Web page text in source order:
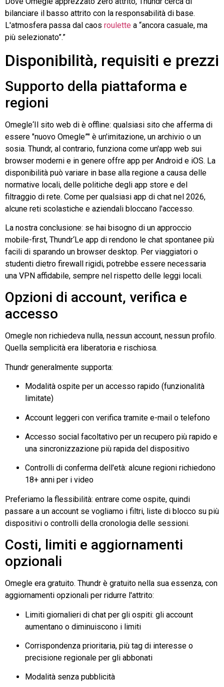
bilanciare il basso attrito con la responsabilità di base.
L'atmosfera passa dal caos roulette a “ancora casuale, ma
più selezionato”.”
Disponibilità, requisiti e prezzi
Supporto della piattaforma e
regioni
Omegle‘Il sito web di è offline: qualsiasi sito che afferma di
essere "nuovo Omegle”" è un'imitazione, un archivio o un
sosia. Thundr, al contrario, funziona come un'app web sui
browser moderni e in genere offre app per Android e iOS. La
disponibilità può variare in base alla regione a causa delle
normative locali, delle politiche degli app store e del
filtraggio di rete. Come per qualsiasi app di chat nel 2026,
alcune reti scolastiche e aziendali bloccano l'accesso.
La nostra conclusione: se hai bisogno di un approccio
mobile-first, Thundr‘Le app di rendono le chat spontanee più
facili di sparando un browser desktop. Per viaggiatori o
studenti dietro firewall rigidi, potrebbe essere necessaria
una VPN affidabile, sempre nel rispetto delle leggi locali.
Opzioni di account, verifica e
accesso
Omegle non richiedeva nulla, nessun account, nessun profilo.
Quella semplicità era liberatoria e rischiosa.
Thundr generalmente supporta:
Modalità ospite per un accesso rapido (funzionalità
limitate)
Account leggeri con verifica tramite e-mail o telefono
Accesso social facoltativo per un recupero più rapido e
una sincronizzazione più rapida del dispositivo
Controlli di conferma dell'età: alcune regioni richiedono
18+ anni per i video
Preferiamo la flessibilità: entrare come ospite, quindi
passare a un account se vogliamo i filtri, liste di blocco su più
dispositivi o controlli della cronologia delle sessioni.
Costi, limiti e aggiornamenti
opzionali
Omegle era gratuito. Thundr è gratuito nella sua essenza, con
aggiornamenti opzionali per ridurre l'attrito:
Limiti giornalieri di chat per gli ospiti: gli account
aumentano o diminuiscono i limiti
Corrispondenza prioritaria, più tag di interesse o
precisione regionale per gli abbonati
Modalità senza pubblicità